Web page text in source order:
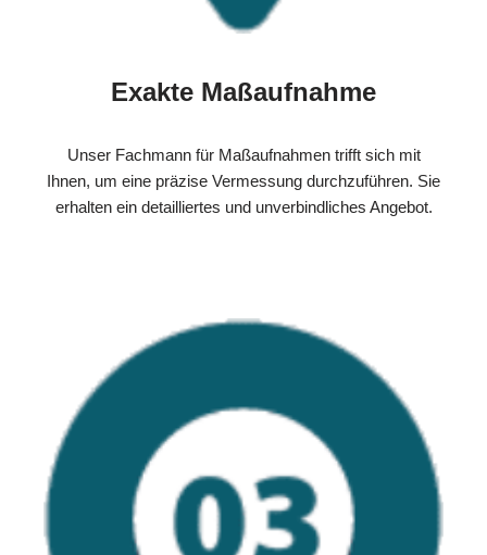
Exakte Maßaufnahme
Unser Fachmann für Maßaufnahmen trifft sich mit
Ihnen, um eine präzise Vermessung durchzuführen. Sie
erhalten ein detailliertes und unverbindliches Angebot.